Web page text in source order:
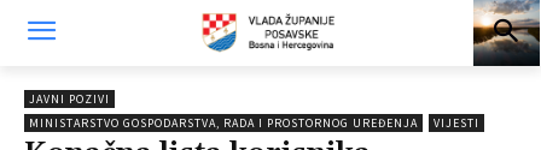
JAVNI POZIVI
MINISTARSTVO GOSPODARSTVA, RADA I PROSTORNOG UREĐENJA
VIJESTI